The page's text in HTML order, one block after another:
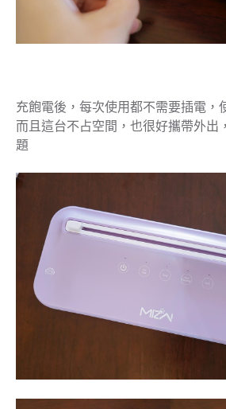
充飽電後，每次使用都不需要插電，
而且這台不占空間，也很好攜帶外出
題